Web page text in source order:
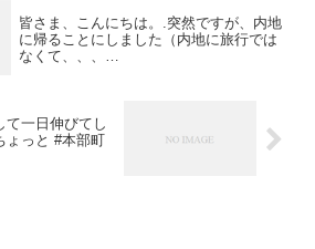
皆さま、こんにちは。.突然ですが、内地
に帰ることにしました（内地に旅行では
なくて、、、…
て一日伸びてし
ょっと #本部町